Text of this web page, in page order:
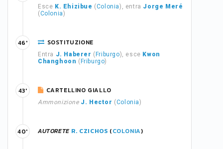
Esce K. Ehizibue (Colonia), entra Jorge Meré
(Colonia)
SOSTITUZIONE
Entra J. Haberer ( Friburgo), esce Kwon
Changhoon ( Friburgo)
46'
CARTELLINO GIALLO
Ammonizione J. Hector (Colonia)
43'
AUTORETE R. CZICHOS (COLONIA)
40'